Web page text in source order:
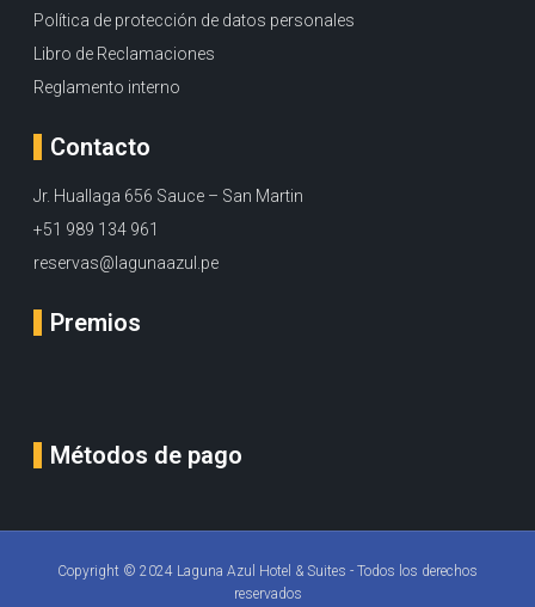
Política de protección de datos personales
Libro de Reclamaciones
Reglamento interno
Contacto
Jr. Huallaga 656 Sauce – San Martin
+51 989 134 961
reservas@lagunaazul.pe
Premios
Métodos de pago
Copyright © 2024 Laguna Azul Hotel & Suites - Todos los derechos
reservados